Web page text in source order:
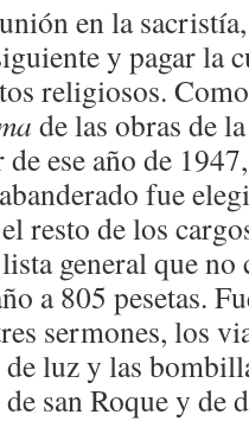
en la
y pagar la
religiosos.
de las obras de
ese año de
fue
resto de los
general que
a 805 pesetas.
sermones, los
luz y las
san Roque y de